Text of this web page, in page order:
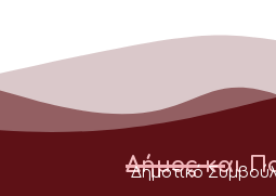
Δήμος και
Δημοτικό